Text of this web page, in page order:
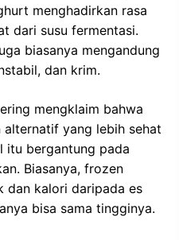
menghadirkan rasa
dari susu fermentasi.
biasanya mengandung
dan krim.
mengklaim bahwa
yang lebih sehat
itu bergantung pada
Biasanya, frozen
dan kalori daripada es
bisa sama tingginya.